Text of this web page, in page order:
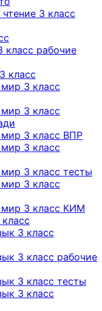
3 класс
класс рабочие
класс
3 класс
3 класс
3 класс ВПР
3 класс
3 класс тесты
3 класс
3 класс КИМ
3 класс
3 класс рабочие
3 класс тесты
3 класс